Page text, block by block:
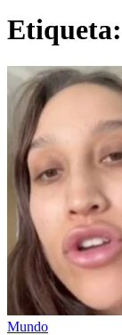
Etiqueta:
Mundo